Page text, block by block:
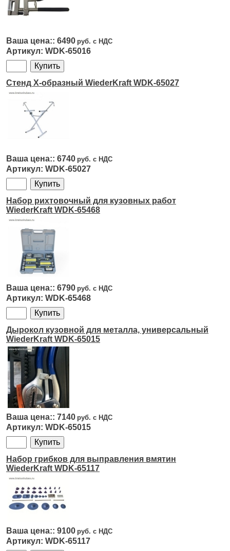
6490
WDK-65016
Cтенд Х-образный WiederKraft WDK-65027
6740
WDK-65027
Набор рихтовочный для кузовных работ
WiederKraft WDK-65468
6790
WDK-65468
Дырокол кузовной для металла, универсальный
WiederKraft WDK-65015
7140
WDK-65015
Набор грибков для выправления вмятин
WiederKraft WDK-65117
9100
WDK-65117